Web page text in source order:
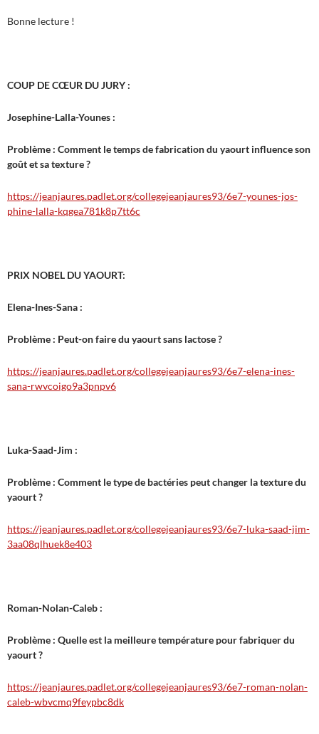
Bonne lecture !
COUP DE CŒUR DU JURY :
Josephine-Lalla-Younes :
Problème : Comment le temps de fabrication du yaourt influence son
goût et sa texture ?
https://jeanjaures.padlet.org/collegejeanjaures93/6e7-younes-jos-
phine-lalla-kqgea781k8p7tt6c
PRIX NOBEL DU YAOURT:
Elena-Ines-Sana :
Problème : Peut-on faire du yaourt sans lactose ?
https://jeanjaures.padlet.org/collegejeanjaures93/6e7-elena-ines-
sana-rwvcoigo9a3pnpv6
Luka-Saad-Jim :
Problème : Comment le type de bactéries peut changer la texture du
yaourt ?
https://jeanjaures.padlet.org/collegejeanjaures93/6e7-luka-saad-jim-
3aa08qlhuek8e403
Roman-Nolan-Caleb :
Problème : Quelle est la meilleure température pour fabriquer du
yaourt ?
https://jeanjaures.padlet.org/collegejeanjaures93/6e7-roman-nolan-
caleb-wbvcmq9feypbc8dk